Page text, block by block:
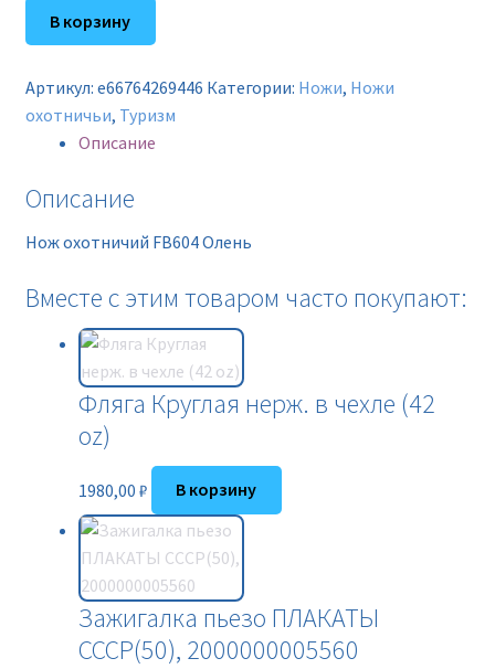
Нож
охотничий
Олень
В корзину
Артикул: e66764269446 Категории: Ножи, Ножи
охотничьи, Туризм
Описание
Описание
Нож охотничий FB604 Олень
Вместе с этим товаром часто покупают:
Фляга Круглая нерж. в чехле (42
oz)
1980,00 ₽ В корзину
Зажигалка пьезо ПЛАКАТЫ
СССР(50), 2000000005560